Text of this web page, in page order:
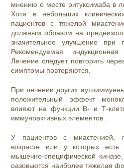
мнению о месте ритуксимаба в
Хотя в небольших
пациентов с тяжелой
должным образом на
значительное улучшение при
Рекомендуемая
Лечение следует повторить
симптомы повторяются.
При лечении других
положительный эффект
влияют на функции В- и Т-
иммуноактивных элементов.
У пациентов с миастенией,
возрасте или у которых
мышечно-специфической
разовьются наиболее тяжелая